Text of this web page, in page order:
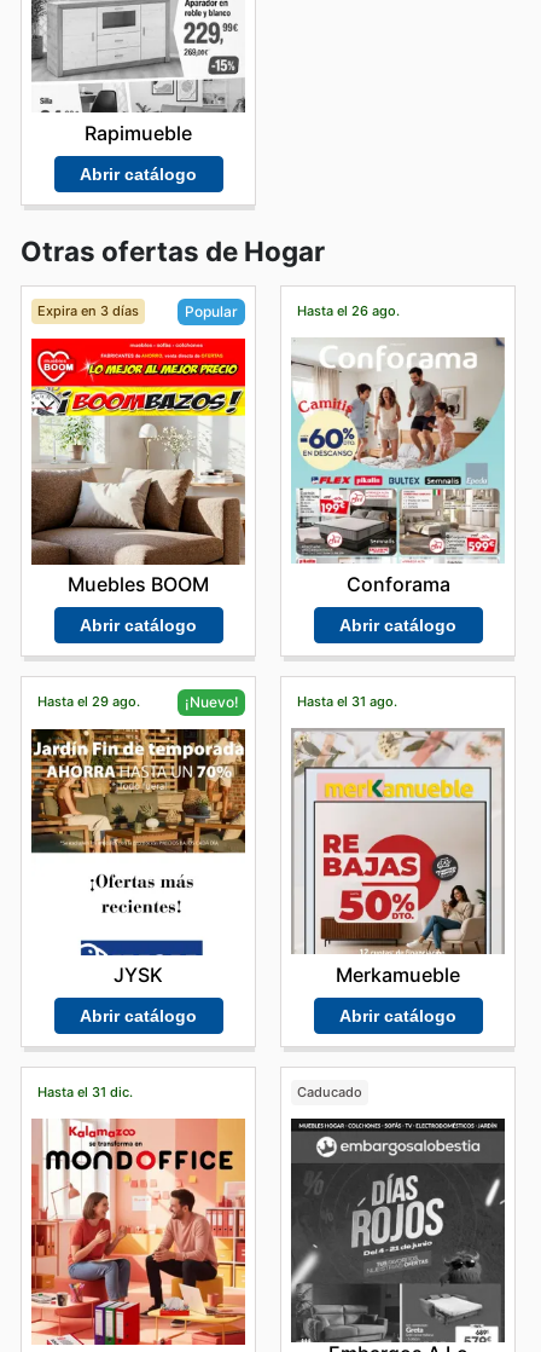
Rapimueble
Abrir catálogo
Otras ofertas de Hogar
Expira en 3 días Popular
Muebles BOOM
Abrir catálogo
Hasta el 26 ago.
Conforama
Abrir catálogo
Hasta el 29 ago. ¡Nuevo!
JYSK
Abrir catálogo
Hasta el 31 ago.
Merkamueble
Abrir catálogo
Hasta el 31 dic. Caducado